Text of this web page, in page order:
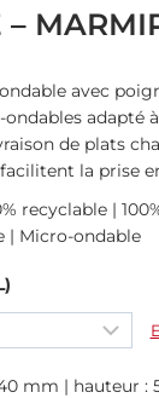
avec
adapté
de plats
la prise
recyclable |
| Micro-ondable
mm | hauteur :